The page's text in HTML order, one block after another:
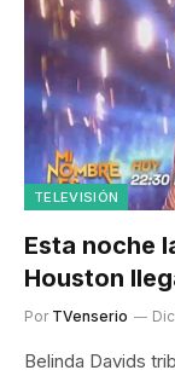
TELEVISIÓN
Esta noche
Houston
Por TVenserio
Belinda Davids